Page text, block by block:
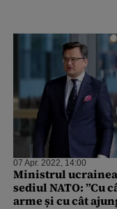
07 Apr. 2022, 14:00
Ministrul
sediul NATO: ”Cu
arme și cu cât